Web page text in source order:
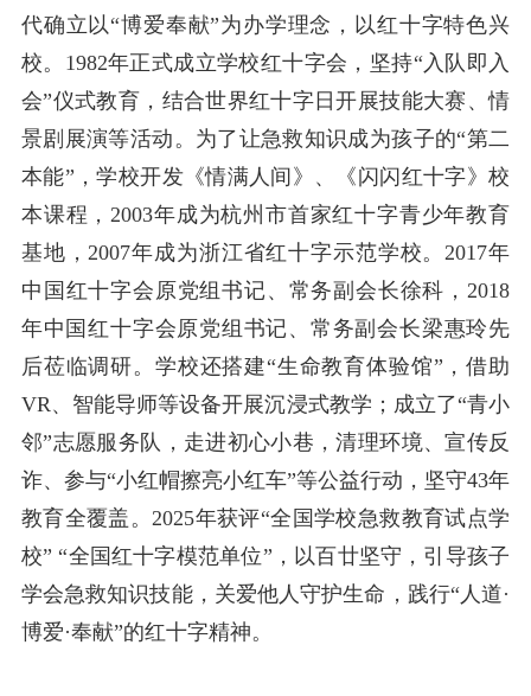
代确立以“博爱奉献”为办学理念，以红十字特色兴
校。1982年正式成立学校红十字会，坚持“入队即入
会”仪式教育，结合世界红十字日开展技能大赛、情
景剧展演等活动。为了让急救知识成为孩子的“第二
本能”，学校开发《情满人间》、《闪闪红十字》校
本课程，2003年成为杭州市首家红十字青少年教育
基地，2007年成为浙江省红十字示范学校。2017年
中国红十字会原党组书记、常务副会长徐科，2018
年中国红十字会原党组书记、常务副会长梁惠玲先
后莅临调研。学校还搭建“生命教育体验馆”，借助
VR、智能导师等设备开展沉浸式教学；成立了“青小
邻”志愿服务队，走进初心小巷，清理环境、宣传反
诈、参与“小红帽擦亮小红车”等公益行动，坚守43年
教育全覆盖。2025年获评“全国学校急救教育试点学
校” “全国红十字模范单位”，以百廿坚守，引导孩子
学会急救知识技能，关爱他人守护生命，践行“人道·
博爱·奉献”的红十字精神。